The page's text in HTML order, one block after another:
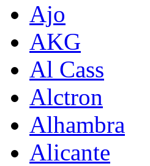
Ajo
AKG
Al Cass
Alctron
Alhambra
Alicante